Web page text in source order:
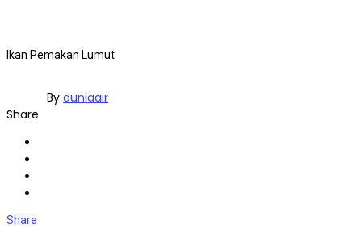
Ikan Pemakan Lumut
By duniaair
Share
Share